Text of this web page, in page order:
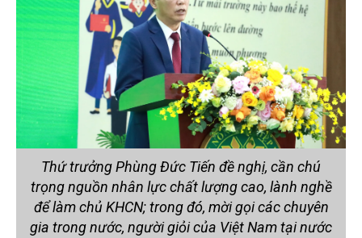
Thứ trưởng Phùng Đức Tiến đề nghị, cần chú
trọng nguồn nhân lực chất lượng cao, lành nghề
để làm chủ KHCN; trong đó, mời gọi các chuyên
gia trong nước, người giỏi của Việt Nam tại nước